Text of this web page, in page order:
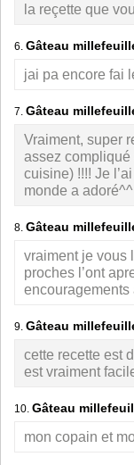
la reçette que
6. Gâteau
jai pa encore fai
7. Gâteau
Vraiment, super
assez
cuisine) !!!! Je
monde a
8. Gâteau
vraiment je vous
proches l’ont
encouragements
9. Gâteau
cette recette est
est vraiment
10. Gâteau
mon copain et